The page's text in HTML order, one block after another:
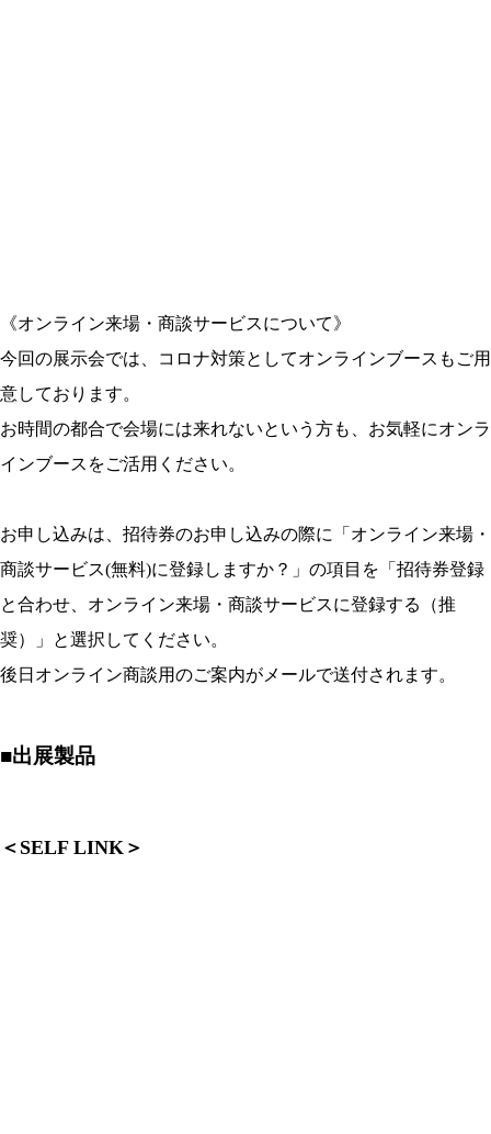
《オンライン来場・商談サービスについて》
今回の展示会では、コロナ対策としてオンラインブースもご用
意しております。
お時間の都合で会場には来れないという方も、お気軽にオンラ
インブースをご活用ください。
お申し込みは、招待券のお申し込みの際に「オンライン来場・
商談サービス(無料)に登録しますか？」の項目を「招待券登録
と合わせ、オンライン来場・商談サービスに登録する（推
奨）」と選択してください。
後日オンライン商談用のご案内がメールで送付されます。
■出展製品
＜SELF LINK＞